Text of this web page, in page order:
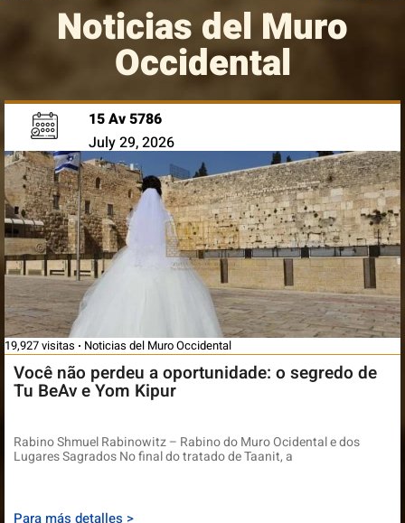
Noticias del Muro
Occidental
15 Av 5786
July 29, 2026
19,927 visitas Noticias del Muro Occidental
Você não perdeu a oportunidade: o segredo de
Tu BeAv e Yom Kipur
Rabino Shmuel Rabinowitz – Rabino do Muro Ocidental e dos
Lugares Sagrados No final do tratado de Taanit, a
Para más detalles >